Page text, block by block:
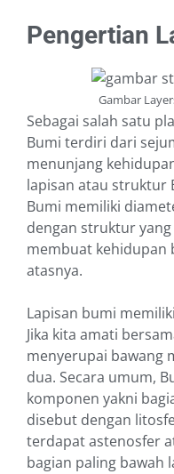
Pengertian
Gambar
Sebagai salah satu
Bumi terdiri dari
menunjang
lapisan atau struktur
Bumi memiliki
dengan struktur
membuat kehidupan
atasnya.
Lapisan bumi
Jika kita amati
menyerupai bawang
dua. Secara umum,
komponen yakni
disebut dengan
terdapat astenosfer
bagian paling bawah